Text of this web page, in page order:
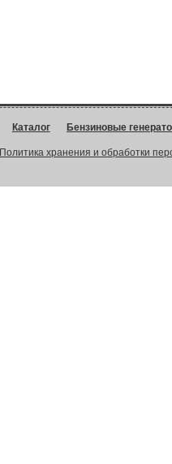
Каталог Бензиновые
Политика хранения и обработки